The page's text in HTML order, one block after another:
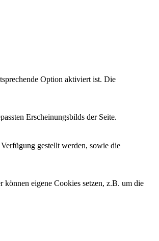
Option aktiviert ist. Die
Erscheinungsbilds der Seite.
gestellt werden, sowie die
eigene Cookies setzen, z.B. um die